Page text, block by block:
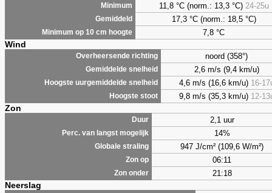
Minimum 11,8 °C (norm.: 13,3 °C) 24-25u
Gemiddeld 17,3 °C (norm.: 18,5 °C)
Minimum op 10 cm hoogte 7,8 °C
Wind
Overheersende richting noord (358°)
Gemiddelde snelheid 2,6 m/s (9,4 km/u)
Hoogste uurgemiddelde snelheid 4,6 m/s (16,6 km/u) 16-
Hoogste stoot 9,8 m/s (35,3 km/u) 12-
Zon
Duur 2,1 uur
Perc. van langst mogelijk 14%
Globale straling 947 J/cm² (109,6 W/m²)
Zon op 06:11
Zon onder 21:18
Neerslag